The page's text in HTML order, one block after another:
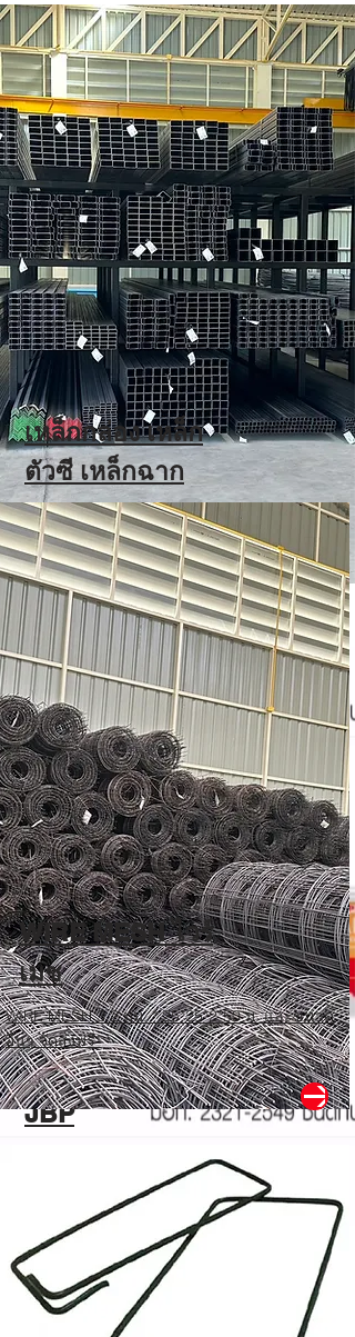
เหล็กกล่อง เหล็ก
ตัวซี เหล็กฉาก
เหล็กกล่อง เหล็กตัวซี เหล็กฉากทุกขนาด ส่งฟรี*
สีทาภายใน/นอก
JBP
WIRE MESH ไวร์
เมช
WIRE MESH 3.2 มม. * 25*25*2*50 ม. และขนาด
อื่นๆ จัดส่งฟรี*